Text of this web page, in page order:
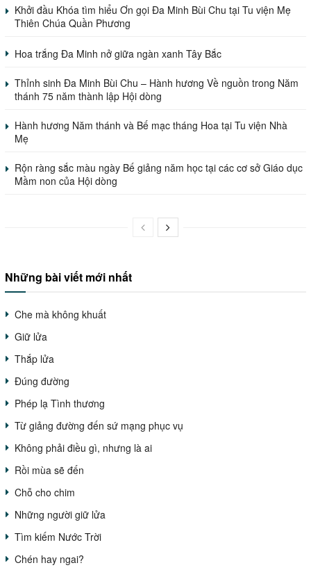
Khởi đầu Khóa tìm hiểu Ơn gọi Đa Minh Bùi Chu tại Tu viện Mẹ
Thiên Chúa Quần Phương
Hoa trắng Đa Minh nở giữa ngàn xanh Tây Bắc
Thỉnh sinh Đa Minh Bùi Chu – Hành hương Về nguồn trong Năm
thánh 75 năm thành lập Hội dòng
Hành hương Năm thánh và Bế mạc tháng Hoa tại Tu viện Nhà
Mẹ
Rộn ràng sắc màu ngày Bế giảng năm học tại các cơ sở Giáo dục
Mầm non của Hội dòng
Những bài viết mới nhất
Che mà không khuất
Giữ lửa
Thắp lửa
Đúng đường
Phép lạ Tình thương
Từ giảng đường đến sứ mạng phục vụ
Không phải điều gì, nhưng là ai
Rồi mùa sẽ đến
Chỗ cho chim
Những người giữ lửa
Tìm kiếm Nước Trời
Chén hay ngai?